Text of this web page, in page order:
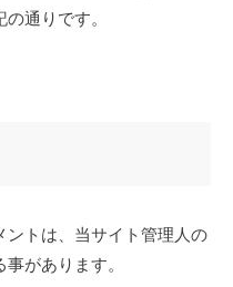
通りです。
ントは、当サイト管理人の
があります。